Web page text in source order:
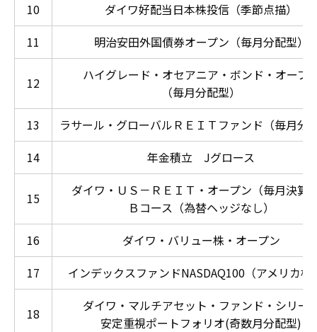
10
ダイワ好配当日本株投信（季節点描）
11
明治安田外国債券オープン（毎月分配型）
12
ハイグレード・オセアニア・ボンド・オープ
（毎月分配型）
13
ラサール・グローバルＲＥＩＴファンド（毎月分
14
年金積立 Jグロース
15
ダイワ・ＵＳ－ＲＥＩＴ・オープン（毎月決算
Ｂコース（為替ヘッジなし）
16
ダイワ・バリュー株・オープン
17
インデックスファンドNASDAQ100（アメリカ株
18
ダイワ・マルチアセット・ファンド・シリー
安定重視ポートフォリオ(奇数月分配型)